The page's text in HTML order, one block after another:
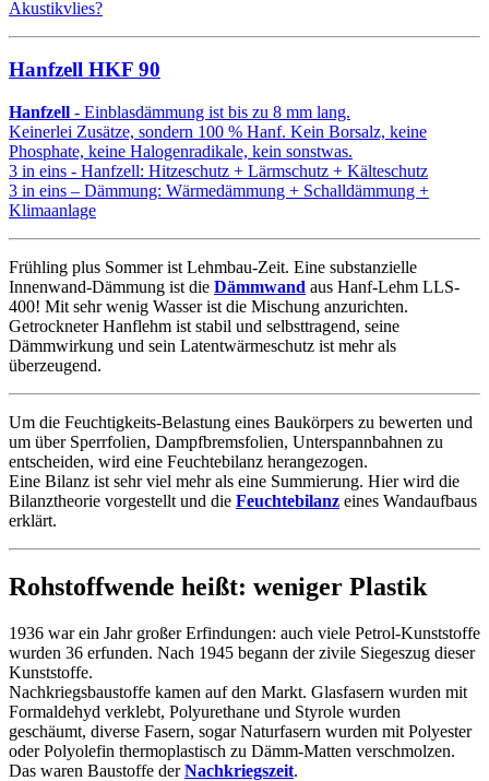
Akustikvlies?
Hanfzell HKF 90
Hanfzell - Einblasdämmung ist bis zu 8 mm lang.
Keinerlei Zusätze, sondern 100 % Hanf. Kein Borsalz, keine
Phosphate, keine Halogenradikale, kein sonstwas.
3 in eins - Hanfzell: Hitzeschutz + Lärmschutz + Kälteschutz
3 in eins – Dämmung: Wärmedämmung + Schalldämmung +
Klimaanlage
Frühling plus Sommer ist Lehmbau-Zeit. Eine substanzielle
Innenwand-Dämmung ist die Dämmwand aus Hanf-Lehm LLS-
400! Mit sehr wenig Wasser ist die Mischung anzurichten.
Getrockneter Hanflehm ist stabil und selbsttragend, seine
Dämmwirkung und sein Latentwärmeschutz ist mehr als
überzeugend.
Um die Feuchtigkeits-Belastung eines Baukörpers zu bewerten und
um über Sperrfolien, Dampfbremsfolien, Unterspannbahnen zu
entscheiden, wird eine Feuchtebilanz herangezogen.
Eine Bilanz ist sehr viel mehr als eine Summierung. Hier wird die
Bilanztheorie vorgestellt und die Feuchtebilanz eines Wandaufbaus
erklärt.
Rohstoffwende heißt: weniger Plastik
1936 war ein Jahr großer Erfindungen: auch viele Petrol-Kunststoffe
wurden 36 erfunden. Nach 1945 begann der zivile Siegeszug dieser
Kunststoffe.
Nachkriegsbaustoffe kamen auf den Markt. Glasfasern wurden mit
Formaldehyd verklebt, Polyurethane und Styrole wurden
geschäumt, diverse Fasern, sogar Naturfasern wurden mit Polyester
oder Polyolefin thermoplastisch zu Dämm-Matten verschmolzen.
Das waren Baustoffe derNachkriegszeit.